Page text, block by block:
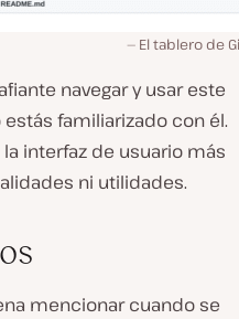
El tablero de
navegar y usar este
familiarizado con él.
interfaz de usuario más
ni utilidades.
mencionar cuando se